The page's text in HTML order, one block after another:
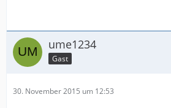
ume1234
Gast
30. November 2015 um 12:53